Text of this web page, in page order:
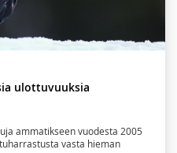
ulottuvuuksia
ammatikseen vuodesta 2005
vasta hieman